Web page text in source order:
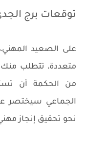
توقعات برج
على الصعيد
متعددة، تتطلب منك
من الحكمة أن
الجماعي سيختصر
نحو تحقيق إنجاز